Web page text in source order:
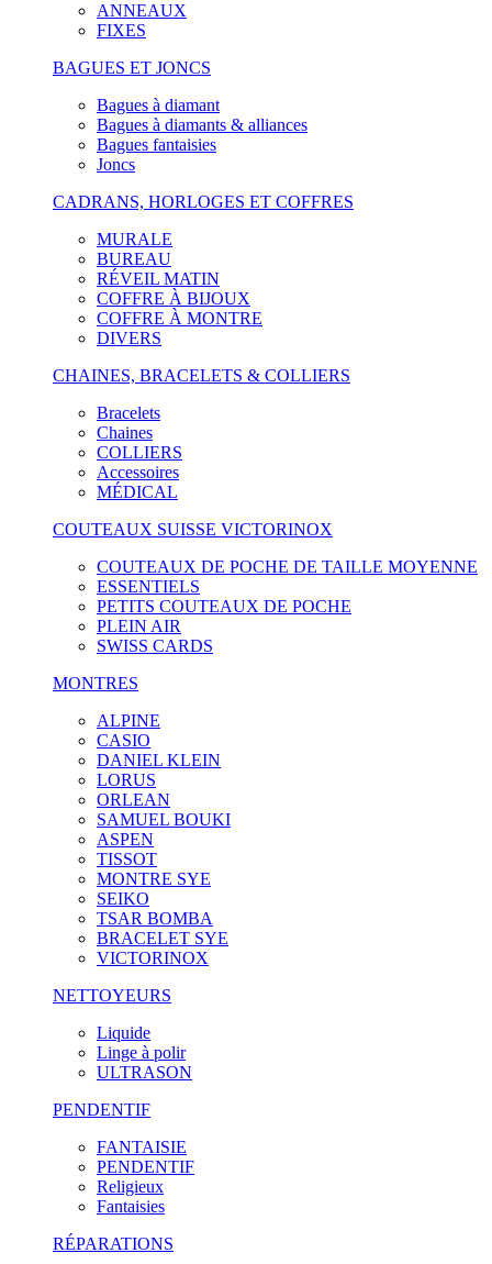
ANNEAUX
FIXES
BAGUES ET JONCS
Bagues à diamant
Bagues à diamants & alliances
Bagues fantaisies
Joncs
CADRANS, HORLOGES ET COFFRES
MURALE
BUREAU
RÉVEIL MATIN
COFFRE À BIJOUX
COFFRE À MONTRE
DIVERS
CHAINES, BRACELETS & COLLIERS
Bracelets
Chaines
COLLIERS
Accessoires
MÉDICAL
COUTEAUX SUISSE VICTORINOX
COUTEAUX DE POCHE DE TAILLE MOYENNE
ESSENTIELS
PETITS COUTEAUX DE POCHE
PLEIN AIR
SWISS CARDS
MONTRES
ALPINE
CASIO
DANIEL KLEIN
LORUS
ORLEAN
SAMUEL BOUKI
ASPEN
TISSOT
MONTRE SYE
SEIKO
TSAR BOMBA
BRACELET SYE
VICTORINOX
NETTOYEURS
Liquide
Linge à polir
ULTRASON
PENDENTIF
FANTAISIE
PENDENTIF
Religieux
Fantaisies
RÉPARATIONS